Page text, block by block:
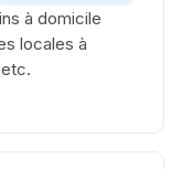
à domicile
locales à